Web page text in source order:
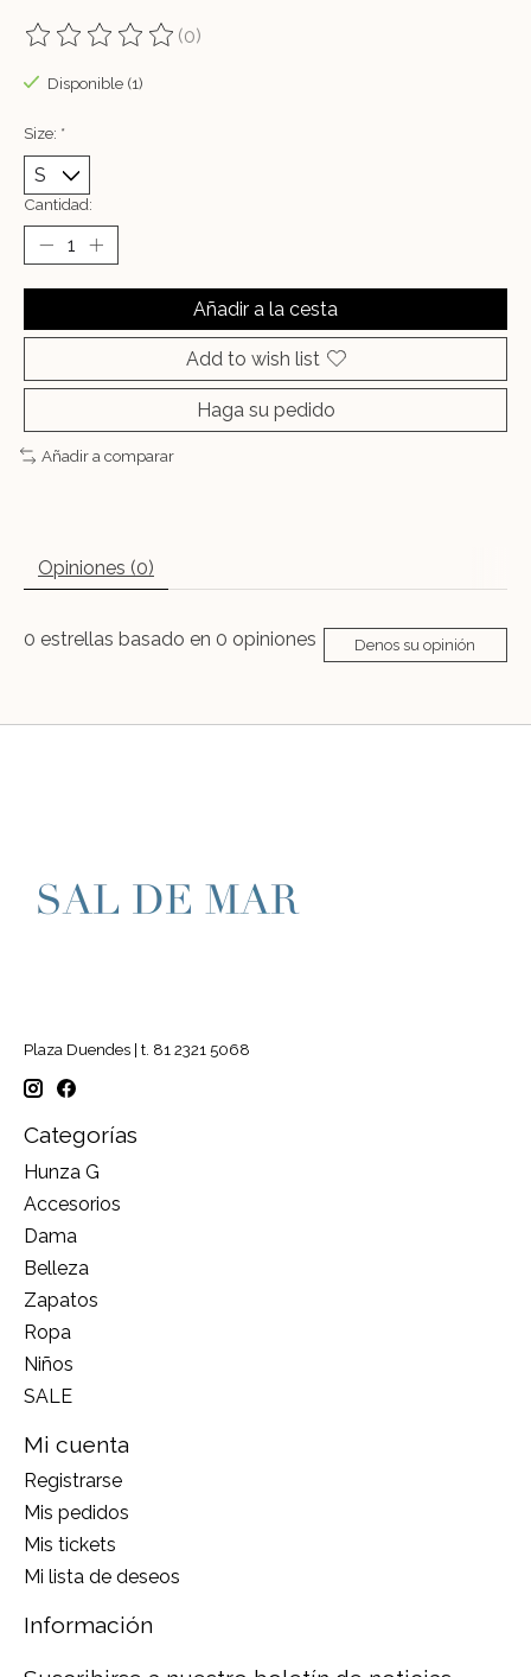
The rating of this product is
(0)
Disponible (1)
Size: *
Cantidad:
Añadir a la cesta
Add to wish list
Haga su pedido
Añadir a comparar
Opiniones (0)
0 estrellas basado en 0 opiniones Denos su opinión
Plaza Duendes | t. 81 2321 5068
Categorías
Hunza G
Accesorios
Dama
Belleza
Zapatos
Ropa
Niños
SALE
Mi cuenta
Registrarse
Mis pedidos
Mis tickets
Mi lista de deseos
Información